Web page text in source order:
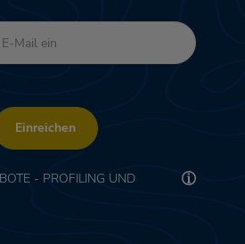
Einreichen
- PROFILING UND